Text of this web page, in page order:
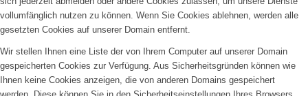
vollumfänglich nutzen zu können. Wenn Sie Cookies ablehnen, werden alle
gesetzten Cookies auf unserer Domain entfernt.
Wir stellen Ihnen eine Liste der von Ihrem Computer auf unserer Domain
gespeicherten Cookies zur Verfügung. Aus Sicherheitsgründen können wie
Ihnen keine Cookies anzeigen, die von anderen Domains gespeichert